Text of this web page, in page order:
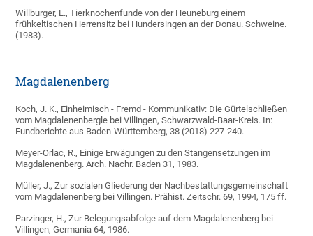
Willburger, L., Tierknochenfunde von der Heuneburg einem
frühkeltischen Herrensitz bei Hundersingen an der Donau. Schweine.
(1983).
Magdalenenberg
Koch, J. K., Einheimisch - Fremd - Kommunikativ: Die Gürtelschließen
vom Magdalenenbergle bei Villingen, Schwarzwald-Baar-Kreis. In:
Fundberichte aus Baden-Württemberg, 38 (2018) 227-240.
Meyer-Orlac, R., Einige Erwägungen zu den Stangensetzungen im
Magdalenenberg. Arch. Nachr. Baden 31, 1983.
Müller, J., Zur sozialen Gliederung der Nachbestattungsgemeinschaft
vom Magdalenenberg bei Villingen. Prähist. Zeitschr. 69, 1994, 175 ff.
Parzinger, H., Zur Belegungsabfolge auf dem Magdalenenberg bei
Villingen, Germania 64, 1986.